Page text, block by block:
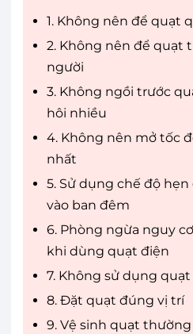
1. Không nên để quạt
2. Không nên để quạt
người
3. Không ngồi trước
hôi nhiều
4. Không nên mở tốc
nhất
5. Sử dụng chế độ
vào ban đêm
6. Phòng ngừa nguy
khi dùng quạt điện
7. Không sử dụng quạt
8. Đặt quạt đúng vị trí
9. Vệ sinh quạt